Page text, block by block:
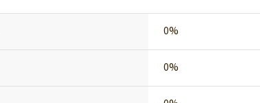
0%
0%